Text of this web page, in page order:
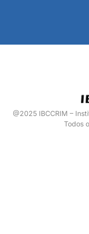
@2025 IBCCRIM –
Todos